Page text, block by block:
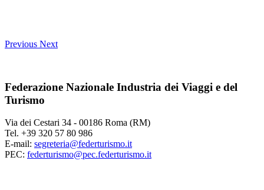
Previous Next
Federazione Nazionale Industria dei Viaggi e del
Turismo
Via dei Cestari 34 - 00186 Roma (RM)
Tel. +39 320 57 80 986
E-mail: segreteria@federturismo.it
PEC: federturismo@pec.federturismo.it